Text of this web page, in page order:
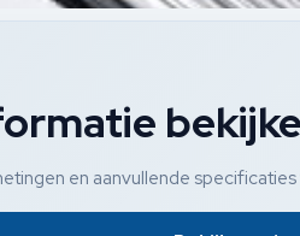
en aanvullende